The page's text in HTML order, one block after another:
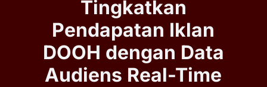
Tingkatkan
Pendapatan Iklan
DOOH dengan Data
Audiens Real-Time